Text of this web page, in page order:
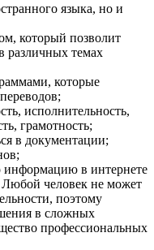
языка, но и
который позволит
различных темах
которые
исполнительность,
грамотность;
в документации;
в интернете
Любой человек не может
поэтому
в сложных
профессиональных